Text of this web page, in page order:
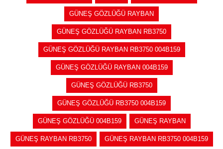
GÜNEŞ GÖZLÜĞÜ RAYBAN
GÜNEŞ GÖZLÜĞÜ RAYBAN RB3750
GÜNEŞ GÖZLÜĞÜ RAYBAN RB3750 004B159
GÜNEŞ GÖZLÜĞÜ RAYBAN 004B159
GÜNEŞ GÖZLÜĞÜ RB3750
GÜNEŞ GÖZLÜĞÜ RB3750 004B159
GÜNEŞ GÖZLÜĞÜ 004B159 GÜNEŞ RAYBAN
GÜNEŞ RAYBAN RB3750 GÜNEŞ RAYBAN RB3750 004B159